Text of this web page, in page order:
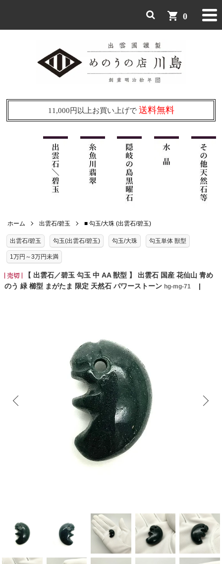
shopping_cart 0
11,000円以上お買い上げで 送料無料
ホーム 出雲石/碧玉 ■ 勾玉/大珠 (出雲石/碧玉)
出雲石/碧玉 勾玉(出雲石/碧玉) 勾玉/大珠 勾玉単体 獣型
1万円～3万円未満
【 出雲石／碧玉 勾玉 中 AA 獣型 】 出雲石 国産 花仙山 青め
のう 緑 櫛型 まがたま 限定 天然石 パワーストーン hg-mg-71